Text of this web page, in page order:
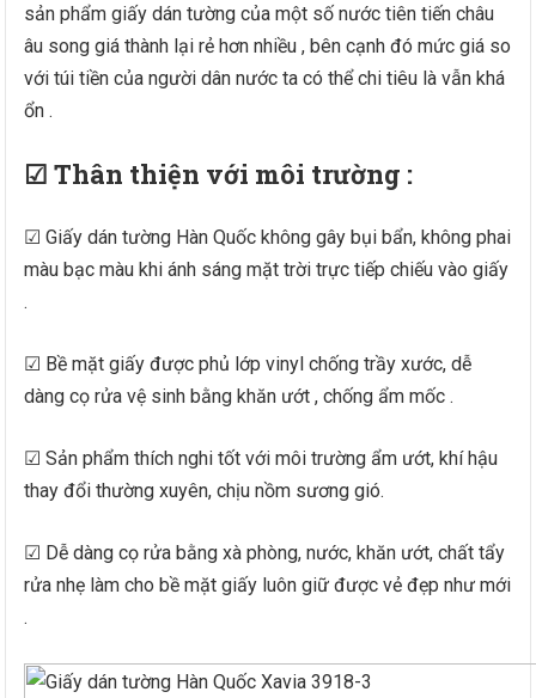
sản phẩm giấy dán tường của một số nước tiên tiến châu
âu song giá thành lại rẻ hơn nhiều , bên cạnh đó mức giá so
với túi tiền của người dân nước ta có thể chi tiêu là vẫn khá
ổn .
☑ Thân thiện với môi trường :
☑ Giấy dán tường Hàn Quốc không gây bụi bẩn, không phai
màu bạc màu khi ánh sáng mặt trời trực tiếp chiếu vào giấy
.
☑ Bề mặt giấy được phủ lớp vinyl chống trầy xước, dễ
dàng cọ rửa vệ sinh bằng khăn ướt , chống ẩm mốc .
☑ Sản phẩm thích nghi tốt với môi trường ẩm ướt, khí hậu
thay đổi thường xuyên, chịu nồm sương gió.
☑ Dễ dàng cọ rửa bằng xà phòng, nước, khăn ướt, chất tẩy
rửa nhẹ làm cho bề mặt giấy luôn giữ được vẻ đẹp như mới
.